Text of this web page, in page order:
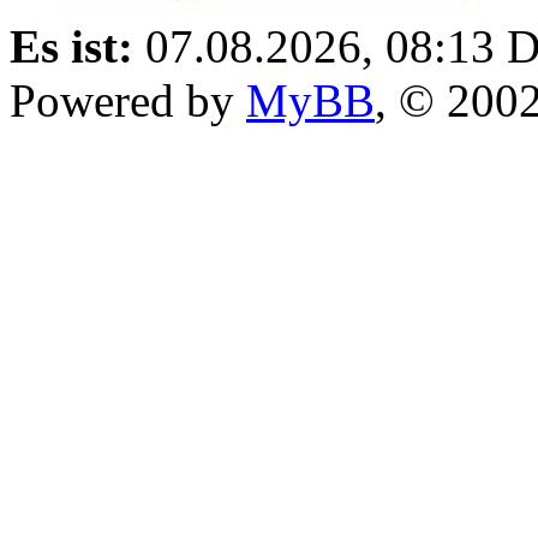
Es ist: 07.08.2026, 08:13
Powered by MyBB, ©